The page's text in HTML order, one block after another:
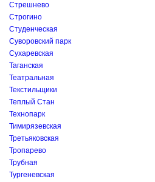
Стрешнево
Строгино
Студенческая
Суворовский парк
Сухаревская
Таганская
Театральная
Текстильщики
Теплый Стан
Технопарк
Тимирязевская
Третьяковская
Тропарево
Трубная
Тургеневская